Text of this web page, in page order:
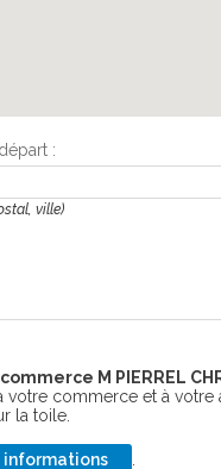
:
ville)
M PIERREL
votre commerce et à
la toile.
informations